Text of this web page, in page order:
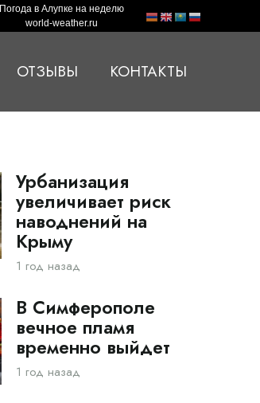
Погода в Алупке на неделю
world-weather.ru
ОТЗЫВЫ КОНТАКТЫ
Урбанизация
увеличивает риск
наводнений на
Крыму
1 год назад
В Симферополе
вечное пламя
временно выйдет
1 год назад